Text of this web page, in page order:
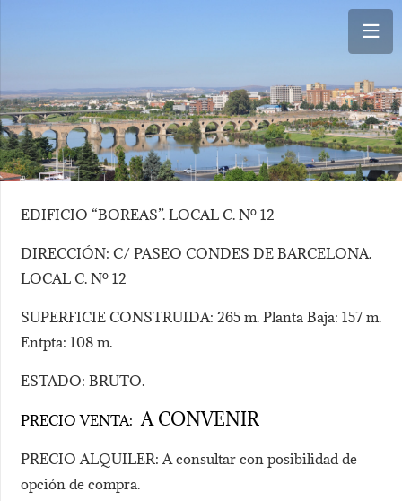
EDIFICIO “BOREAS”. LOCAL C. Nº 12
DIRECCIÓN: C/ PASEO CONDES DE BARCELONA.
LOCAL C. Nº 12
SUPERFICIE CONSTRUIDA: 265 m. Planta Baja: 157 m.
Entpta: 108 m.
ESTADO: BRUTO.
PRECIO VENTA: A CONVENIR
PRECIO ALQUILER: A consultar con posibilidad de
opción de compra.